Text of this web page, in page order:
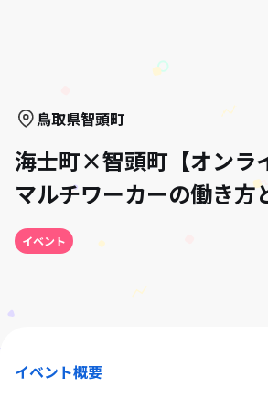
鳥取県智頭町
海士町×智頭町【オンラ
マルチワーカーの働き方
イベント
イベント概要